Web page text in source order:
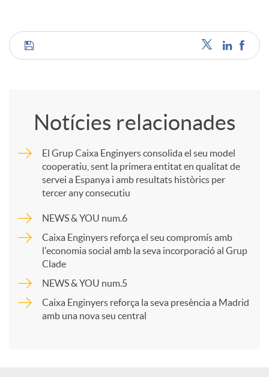
C
m
a
t
Notícies relacionades
El Grup Caixa Enginyers consolida el seu model
cooperatiu, sent la primera entitat en qualitat de
servei a Espanya i amb resultats històrics per
tercer any consecutiu
NEWS & YOU num.6
Caixa Enginyers reforça el seu compromís amb
l'economia social amb la seva incorporació al Grup
Clade
NEWS & YOU num.5
Caixa Enginyers reforça la seva presència a Madrid
amb una nova seu central